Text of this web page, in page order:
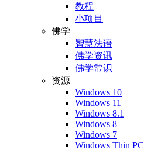
教程
小项目
佛学
智慧法语
佛学资讯
佛学常识
资源
Windows 10
Windows 11
Windows 8.1
Windows 8
Windows 7
Windows Thin PC